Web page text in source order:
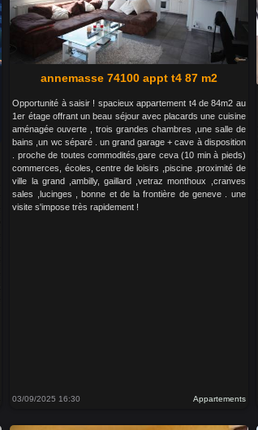
annemasse 74100 appt t4 87 m2
Opportunité à saisir ! spacieux appartement t4 de 84m2 au
1er étage offrant un beau séjour avec placards une cuisine
aménagée ouverte , trois grandes chambres ,une salle de
bains ,un wc séparé . un grand garage + cave à disposition
. proche de toutes commodités,gare ceva (10 min à pieds)
commerces, écoles, centre de loisirs ,piscine .proximité de
ville la grand ,ambilly, gaillard ,vetraz monthoux ,cranves
sales ,lucinges , bonne et de la frontière de geneve . une
visite s'impose très rapidement !
03/09/2025 16:30 Appartements